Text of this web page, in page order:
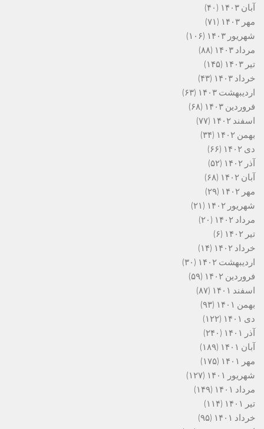
آبان ۱۴۰۳
(۴۰)
مهر ۱۴۰۳
(۷۱)
شهریور ۱۴۰۳
(۱۰۶)
مرداد ۱۴۰۳
(۸۸)
تیر ۱۴۰۳
(۱۴۵)
خرداد ۱۴۰۳
(۴۳)
اردیبهشت ۱۴۰۳
(۶۳)
فروردین ۱۴۰۳
(۶۸)
اسفند ۱۴۰۲
(۷۷)
بهمن ۱۴۰۲
(۳۴)
دی ۱۴۰۲
(۶۶)
آذر ۱۴۰۲
(۵۲)
آبان ۱۴۰۲
(۶۸)
مهر ۱۴۰۲
(۲۹)
شهریور ۱۴۰۲
(۲۱)
مرداد ۱۴۰۲
(۲۰)
تیر ۱۴۰۲
(۶)
خرداد ۱۴۰۲
(۱۴)
اردیبهشت ۱۴۰۲
(۳۰)
فروردین ۱۴۰۲
(۵۹)
اسفند ۱۴۰۱
(۸۷)
بهمن ۱۴۰۱
(۹۳)
دی ۱۴۰۱
(۱۲۲)
آذر ۱۴۰۱
(۲۴۰)
آبان ۱۴۰۱
(۱۸۹)
مهر ۱۴۰۱
(۱۷۵)
شهریور ۱۴۰۱
(۱۲۷)
مرداد ۱۴۰۱
(۱۴۹)
تیر ۱۴۰۱
(۱۱۴)
خرداد ۱۴۰۱
(۹۵)